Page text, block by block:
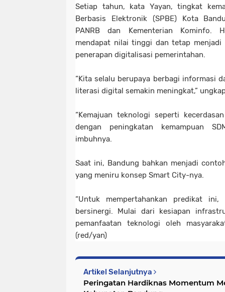
Setiap tahun, kata Yayan, tingkat
Berbasis Elektronik (SPBE) Kota
PANRB dan Kementerian Kominfo.
mendapat nilai tinggi dan tetap
penerapan digitalisasi pemerintahan.
“Kita selalu berupaya berbagi informasi
literasi digital semakin meningkat,”
“Kemajuan teknologi seperti
dengan peningkatan kemampuan
imbuhnya.
Saat ini, Bandung bahkan menjadi
yang meniru konsep Smart City-nya.
“Untuk mempertahankan predikat
bersinergi. Mulai dari kesiapan
pemanfaatan teknologi oleh
(red/yan)
Artikel Selanjutnya
Peringatan Hardiknas Momentum